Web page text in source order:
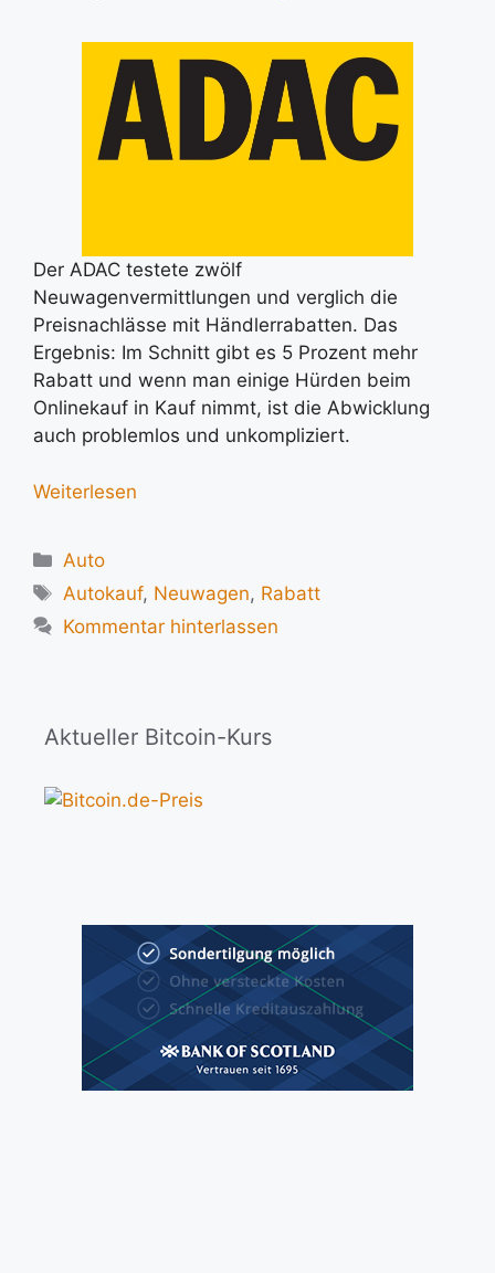
Der ADAC testete zwölf
Neuwagenvermittlungen und verglich die
Preisnachlässe mit Händlerrabatten. Das
Ergebnis: Im Schnitt gibt es 5 Prozent mehr
Rabatt und wenn man einige Hürden beim
Onlinekauf in Kauf nimmt, ist die Abwicklung
auch problemlos und unkompliziert.
Weiterlesen
Kategorien
Auto
Schlagwörter
Autokauf, Neuwagen, Rabatt
Kommentar hinterlassen
Aktueller Bitcoin-Kurs